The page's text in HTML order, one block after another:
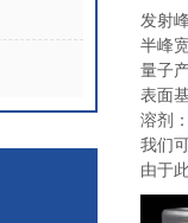
发射
半峰
量子
表面
溶剂
我们
由于